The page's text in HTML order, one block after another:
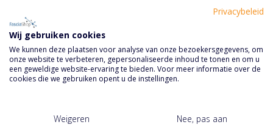
Kosten
Met Fascia Shop ben je zeker van vaste en vooraf bekende tarieven.
Mocht na onderzoek kalibratie noodzakelijk zijn dan nemen we contact
op om dit te melden en dan kan je de keus maken om de Martin
Vigorimeter te laten kaliberen voor 320 euro bij een erkend bedrijf
Eigenschappen
Privacybeleid
Wij gebruiken cookies
We kunnen deze plaatsen voor analyse van onze bezoekersgegevens, om
onze website te verbeteren, gepersonaliseerde inhoud te tonen en om u
een geweldige website-ervaring te bieden. Voor meer informatie over de
cookies die we gebruiken opent u de instellingen.
Weigeren Nee, pas aan